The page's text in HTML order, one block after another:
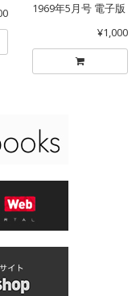
1969年5月号 電子版
¥1,000